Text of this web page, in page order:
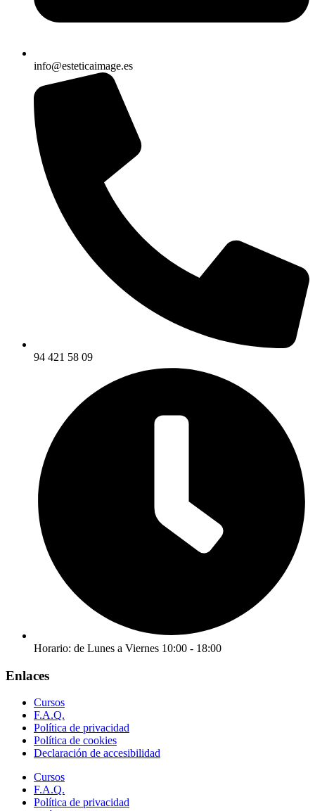
info@esteticaimage.es
94 421 58 09
Horario: de Lunes a Viernes 10:00 - 18:00
Enlaces
Cursos
F.A.Q.
Política de privacidad
Política de cookies
Declaración de accesibilidad
Cursos
F.A.Q.
Política de privacidad